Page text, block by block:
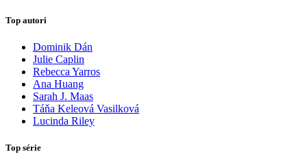
Top autori
Dominik Dán
Julie Caplin
Rebecca Yarros
Ana Huang
Sarah J. Maas
Táňa Keleová Vasilková
Lucinda Riley
Top série